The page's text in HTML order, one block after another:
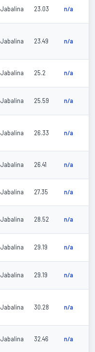
Jabalina 23.03 n/a
Jabalina 23.49 n/a
Jabalina 25.2 n/a
Jabalina 25.59 n/a
Jabalina 26.33 n/a
Jabalina 26.41 n/a
Jabalina 27.35 n/a
Jabalina 28.52 n/a
Jabalina 29.19 n/a
Jabalina 29.19 n/a
Jabalina 30.28 n/a
Jabalina 32.46 n/a